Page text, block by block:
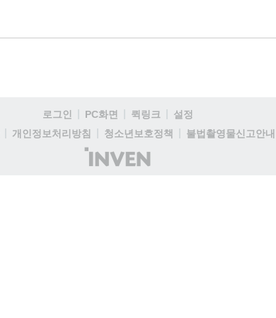
로그인 PC화면 퀵링크
설정
개인정보처리방침 청소년보호정책
불법촬영물신고안내
(주)
인